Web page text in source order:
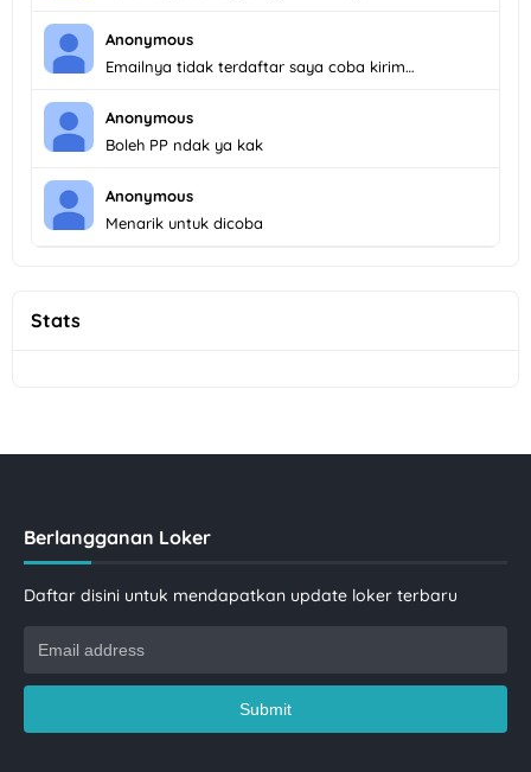
Anonymous
Emailnya tidak terdaftar saya coba kirim…
Anonymous
Boleh PP ndak ya kak
Anonymous
Menarik untuk dicoba
Stats
Berlangganan Loker
Daftar disini untuk mendapatkan update loker terbaru